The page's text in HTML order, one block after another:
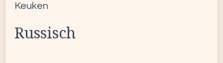
Keuken
Russisch